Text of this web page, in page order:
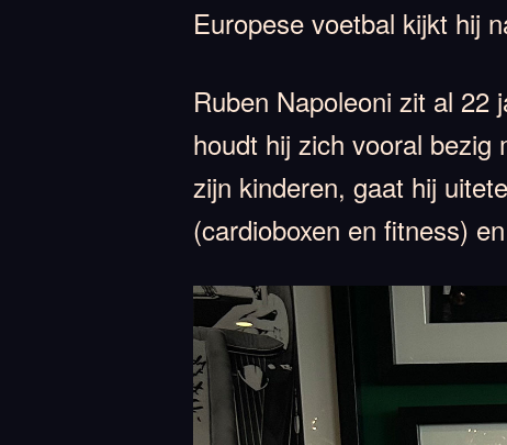
Europese voetbal kijkt hij
Ruben Napoleoni zit al 22
houdt hij zich vooral
zijn kinderen, gaat hij
(cardioboxen en fitness)